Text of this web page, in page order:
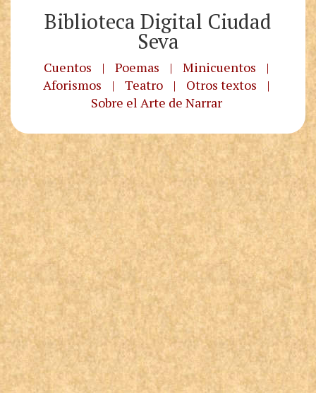
Biblioteca Digital Ciudad
Seva
Cuentos | Poemas | Minicuentos
|
Aforismos
| Teatro | Otros textos
|
Sobre el Arte de Narrar